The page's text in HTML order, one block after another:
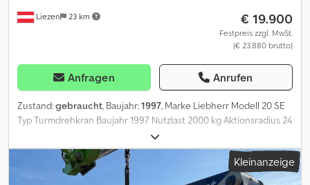
Liezen 23 km € 19.900
Festpreis zzgl. MwSt.
(€ 23.880 brutto)
Anfragen Anrufen
Zustand:gebraucht, Baujahr:1997, Marke Liebherr Modell 20 SE
Typ Turmdrehkran Baujahr 1997 Nutzlast 2000 kg Aktionsradius 24
m Hubhöhe 32 m Cjdpfx Ajqnqw Uecaoha in einen sehr guten
Zustand
Kleinanzeige